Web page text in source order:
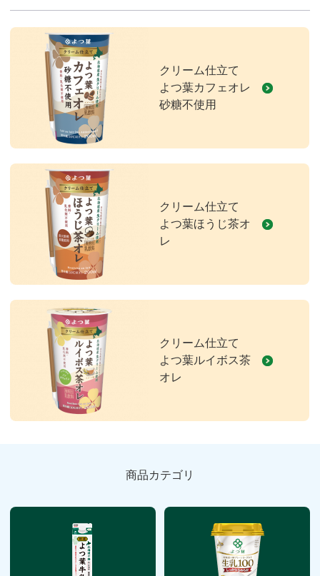
クリーム仕立て
よつ葉カフェオレ
砂糖不使用
クリーム仕立て
よつ葉ほうじ茶オ
レ
クリーム仕立て
よつ葉ルイボス茶
オレ
商品カテゴリ